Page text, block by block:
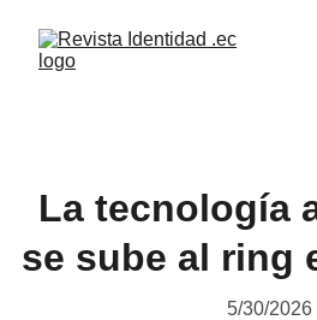
La tecnología
se sube al ring
5/30/2026